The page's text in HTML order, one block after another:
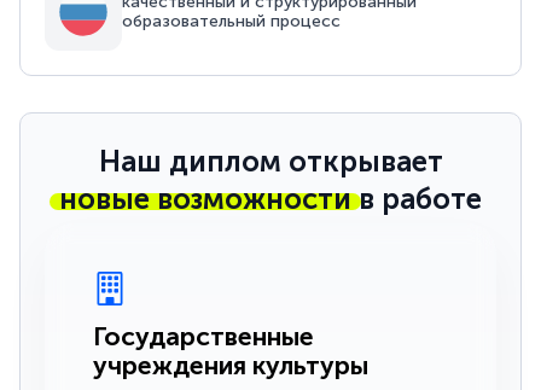
образовательный процесс
Наш диплом открывает
новые возможностив работе
Государственные
учреждения культуры